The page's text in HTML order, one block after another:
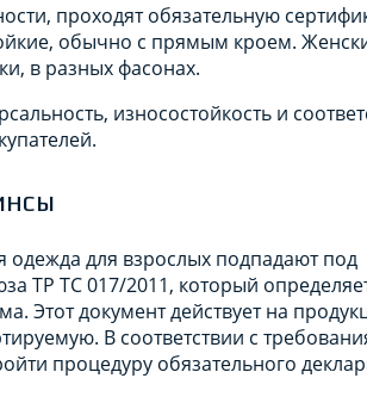
проходят обязательную
обычно с прямым кроем.
в разных фасонах.
износостойкость и
для взрослых подпадают под
ТР ТС 017/2011, который
Этот документ действует на
В соответствии с
процедуру обязательного